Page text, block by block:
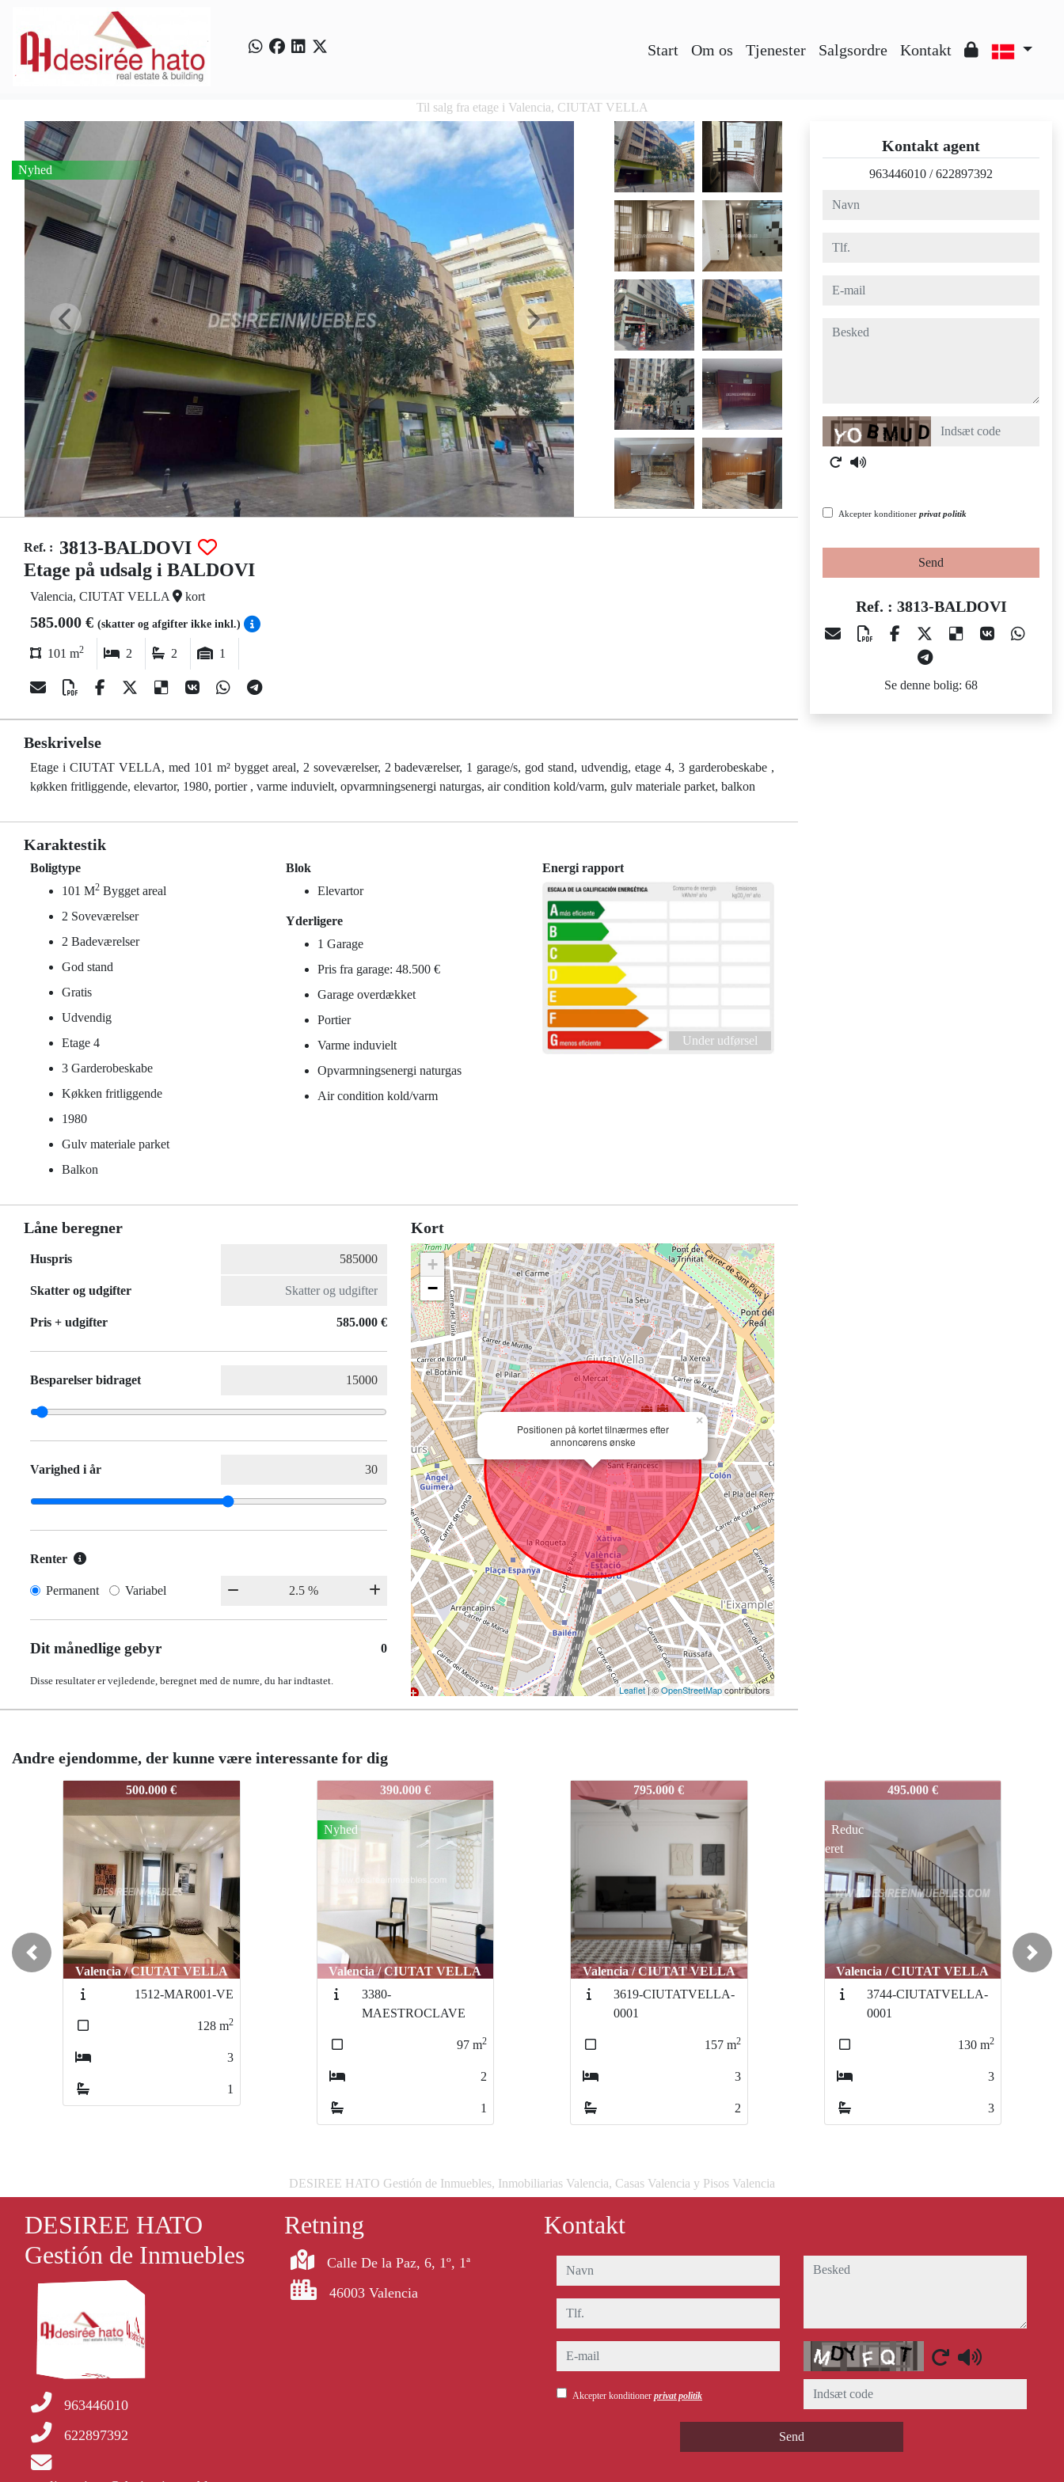
Start Om os Tjenester Salgsordre Kontakt
Til salg fra etage i Valencia, CIUTAT VELLA
Nyhed
Ref. : 3813-BALDOVI
Etage på udsalg i BALDOVI
Valencia, CIUTAT VELLA kort
585.000 € (skatter og afgifter ikke inkl.)
101 m2 2 2 1
Beskrivelse
Etage i CIUTAT VELLA, med 101 m² bygget areal, 2 soveværelser, 2 badeværelser, 1 garage/s, god stand, udvendig, etage 4, 3 garderobeskabe ,
køkken fritliggende, elevartor, 1980, portier , varme induvielt, opvarmningsenergi naturgas, air condition kold/varm, gulv materiale parket, balkon
Karaktestik
Boligtype
101 M2 Bygget areal
2 Soveværelser
2 Badeværelser
God stand
Gratis
Udvendig
Etage 4
3 Garderobeskabe
Køkken fritliggende
1980
Gulv materiale parket
Balkon
Blok
Elevartor
Yderligere
1 Garage
Pris fra garage: 48.500 €
Garage overdækket
Portier
Varme induvielt
Opvarmningsenergi naturgas
Air condition kold/varm
Energi rapport
Under udførsel
Låne beregner
Huspris
Skatter og udgifter
Pris + udgifter 585.000 €
Besparelser bidraget
Varighed i år
Renter
Permanent Variabel
Dit månedlige gebyr 0
Disse resultater er vejledende, beregnet med de numre, du har indtastet.
Kort
Positionen på kortet tilnærmes efter
annoncørens ønske
×
+
−
Leaflet| ©OpenStreetMapcontributors
Kontakt agent
963446010 /622897392
navn
tlf.
e-mail
besked
Captcha
Akcepter konditioner privat politik
Send
Ref. : 3813-BALDOVI
Se denne bolig: 68
Andre ejendomme, der kunne være interessante for dig
3813-BALDOVI
390.000 €
Valencia / CIUTAT VELLA
Nyhed
3380-
1
3813-BALDOVI
795.000 €
Valencia / CIUTAT VELLA
3619-CIUTATVELLA-
0001
157m2
3
2
3813-BALDOVI
495.000 €
Valencia / CIUTAT VELLA
3744-CIUTATVELLA-
0001
130 m2
3
3
3813-BALDOVI
790.000 €
Valencia / CIUTAT VELLA
Reduc
eret
3811-RIPALDA
Previous Next
DESIREE HATO Gestión de Inmuebles, Inmobiliarias Valencia, Casas Valencia y Pisos Valencia
DESIREE HATO
Gestión de Inmuebles
963446010
622897392
Retning
Calle De la Paz, 6, 1º, 1ª
46003 Valencia
Kontakt
navn
tlf.
e-mail
Akcepter konditioner privat politik
besked
Captcha
Send